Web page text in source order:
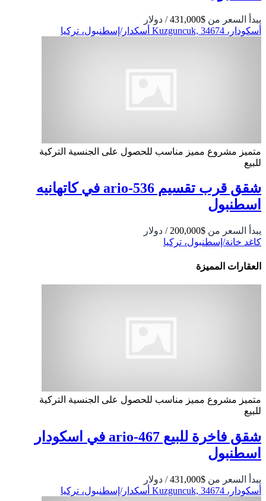
يبدأ السعر من $431,000
/ دولار
أسكودار، Kuzguncuk, 34674 أسكدار/إسطنبول، تركيا
متميز مشروع مميز مناسب للحصول على الجنسية التركية
للبيع
شقق قرب تقسيم 536-ario في كاتهانيه
اسطنبول
يبدأ السعر من $200,000
/ دولار
كاغد خانة/إسطنبول، تركيا
العقارات المميزة
متميز مشروع مميز مناسب للحصول على الجنسية التركية
للبيع
شقق فاخرة للبيع ario-467 في اسكودار
اسطنبول
يبدأ السعر من $431,000
/ دولار
أسكودار، Kuzguncuk, 34674 أسكدار/إسطنبول، تركيا